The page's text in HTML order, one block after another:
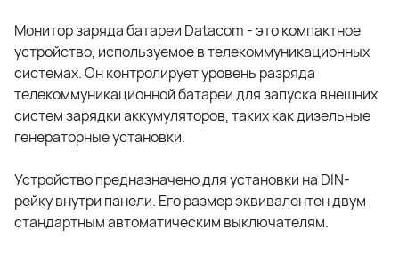
Монитор заряда батареи Datacom - это компактное
устройство, используемое в телекоммуникационных
системах. Он контролирует уровень разряда
телекоммуникационной батареи для запуска внешних
систем зарядки аккумуляторов, таких как дизельные
генераторные установки.
Устройство предназначено для установки на DIN-
рейку внутри панели. Его размер эквивалентен двум
стандартным автоматическим выключателям.